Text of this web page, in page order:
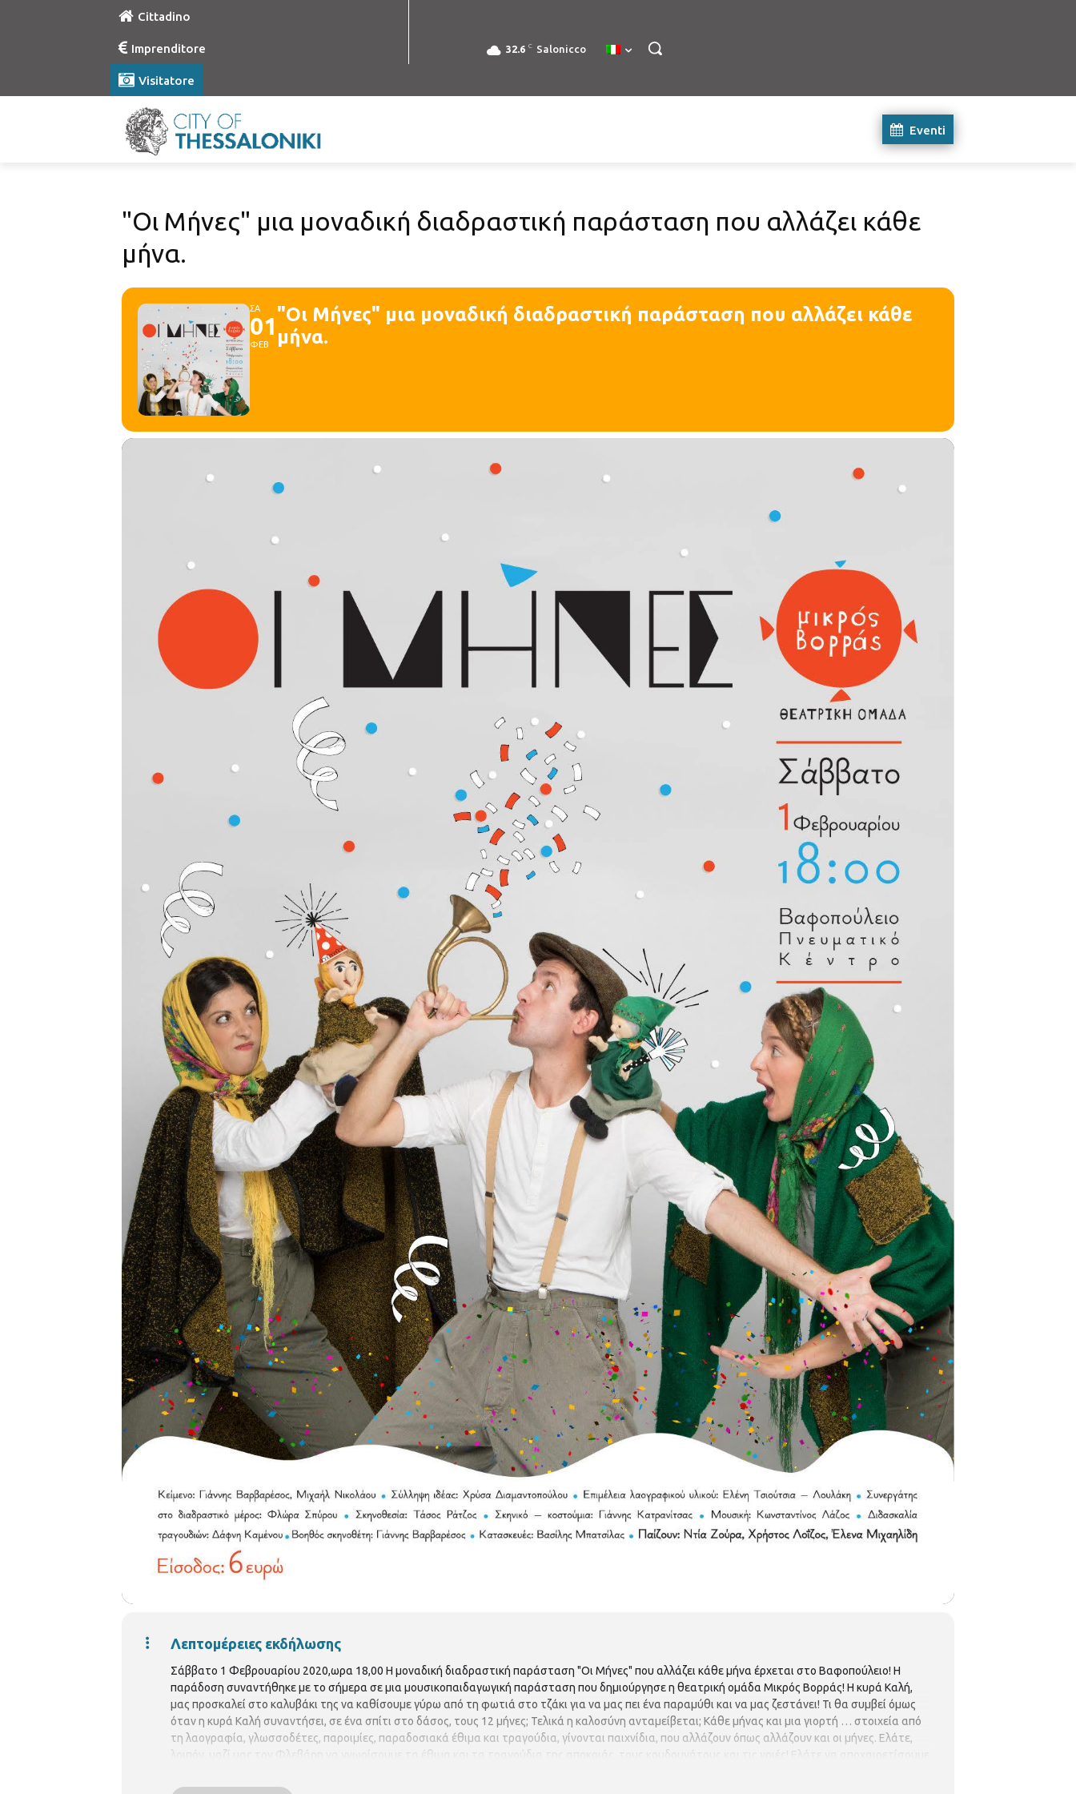
Cittadino
Imprenditore
Visitatore
32.6 C Salonicco
Eventi
"Οι Μήνες" μια μοναδική διαδραστική παράσταση που αλλάζει κάθε
μήνα.
ΣΑ
01
ΦΕΒ
"Οι Μήνες" μια μοναδική διαδραστική παράσταση που αλλάζει κάθε
μήνα.
Λεπτομέρειες εκδήλωσης
Σάββατο 1 Φεβρουαρίου 2020,ωρα 18,00 H μοναδική διαδραστική παράσταση "Οι Μήνες" που αλλάζει κάθε μήνα έρχεται στο Βαφοπούλειο! Η
παράδοση συναντήθηκε με το σήμερα σε μια μουσικοπαιδαγωγική παράσταση που δημιούργησε η θεατρική ομάδα Μικρός Βορράς! Η κυρά Καλή,
μας προσκαλεί στο καλυβάκι της να καθίσουμε γύρω από τη φωτιά στο τζάκι για να μας πει ένα παραμύθι και να μας ζεστάνει! Τι θα συμβεί όμως
όταν η κυρά Καλή συναντήσει, σε ένα σπίτι στο δάσος, τους 12 μήνες; Τελικά η καλοσύνη ανταμείβεται; Κάθε μήνας και μια γιορτή … στοιχεία από
τη λαογραφία, γλωσσοδέτες, παροιμίες, παραδοσιακά έθιμα και τραγούδια, γίνονται παιχνίδια, που αλλάζουν όπως αλλάζουν και οι μήνες. Ελάτε,
λοιπόν, μαζί μας τον Φλεβάρη να γνωρίσουμε τα έθιμα και τα τραγούδια της αποκριάς, τους κουδουνάτους και τις γριές! Ελάτε να αποχαιρετίσουμε
Μιχαήλ Νικολάου Σύλληψη ιδέας – έρευνα – επιλογή μουσικής: Χρύσα Διαμαντοπούλου Επιμέλεια λαογραφικού υλικού: Ελένη Τσιούτσια – Λουλάκη